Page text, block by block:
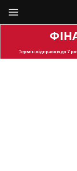
Термін відправкидо 7